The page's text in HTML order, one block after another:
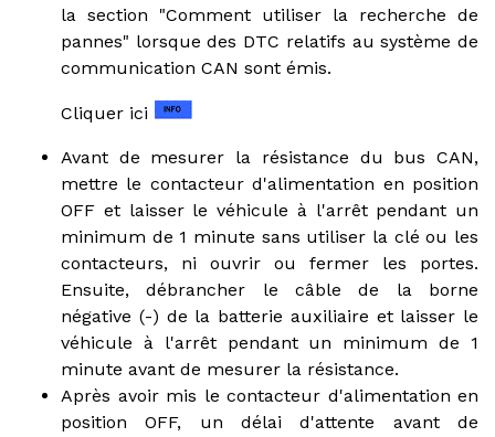
la section "Comment utiliser la recherche de
pannes" lorsque des DTC relatifs au système de
communication CAN sont émis.
Cliquer ici
Avant de mesurer la résistance du bus CAN,
mettre le contacteur d'alimentation en position
OFF et laisser le véhicule à l'arrêt pendant un
minimum de 1 minute sans utiliser la clé ou les
contacteurs, ni ouvrir ou fermer les portes.
Ensuite, débrancher le câble de la borne
négative (-) de la batterie auxiliaire et laisser le
véhicule à l'arrêt pendant un minimum de 1
minute avant de mesurer la résistance.
Après avoir mis le contacteur d'alimentation en
position OFF, un délai d'attente avant de